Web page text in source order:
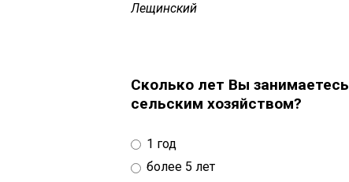
Лещинский
Сколько лет Вы занимаетесь
сельским хозяйством?
1 год
более 5 лет